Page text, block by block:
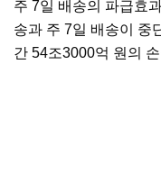
주 7일 배송의 파급효
송과 주 7일 배송이 중
간 54조3000억 원의